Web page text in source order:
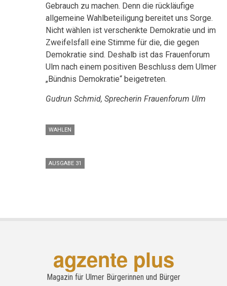
Gebrauch zu machen. Denn die rückläufige
allgemeine Wahlbeteiligung bereitet uns Sorge.
Nicht wählen ist verschenkte Demokratie und im
Zweifelsfall eine Stimme für die, die gegen
Demokratie sind. Deshalb ist das Frauenforum
Ulm nach einem positiven Beschluss dem Ulmer
„Bündnis Demokratie“ beigetreten.
Gudrun Schmid, Sprecherin Frauenforum Ulm
WAHLEN
AUSGABE 31
agzente plus
Magazin für Ulmer Bürgerinnen und Bürger